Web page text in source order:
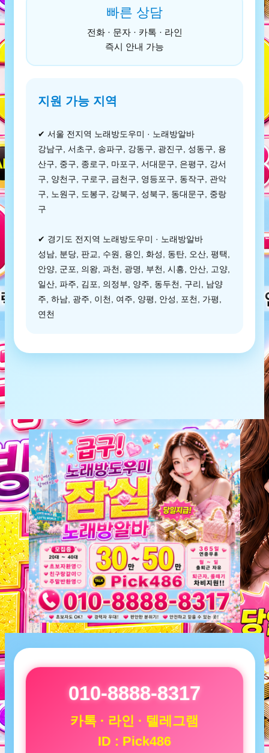
빠른 상담
전화 · 문자 · 카톡 · 라인
즉시 안내 가능
지원 가능 지역
✔ 서울 전지역 노래방도우미 · 노래방알바
강남구, 서초구, 송파구, 강동구, 광진구, 성동구, 용
산구, 중구, 종로구, 마포구, 서대문구, 은평구, 강서
구, 양천구, 구로구, 금천구, 영등포구, 동작구, 관악
구, 노원구, 도봉구, 강북구, 성북구, 동대문구, 중랑
구
✔ 경기도 전지역 노래방도우미 · 노래방알바
성남, 분당, 판교, 수원, 용인, 화성, 동탄, 오산, 평택,
안양, 군포, 의왕, 과천, 광명, 부천, 시흥, 안산, 고양,
일산, 파주, 김포, 의정부, 양주, 동두천, 구리, 남양
주, 하남, 광주, 이천, 여주, 양평, 안성, 포천, 가평,
연천
010-8888-8317
카톡 · 라인 · 텔레그램
ID : Pick486